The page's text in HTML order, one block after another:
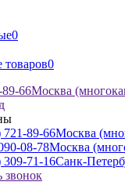
0
товаров0
66Москва
721-89-66Москва
08-78Москва
309-71-16Санк-
звонок